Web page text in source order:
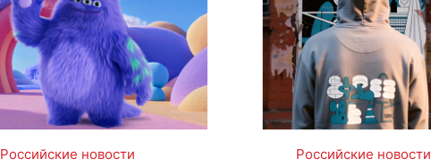
Российские новости Российские новости